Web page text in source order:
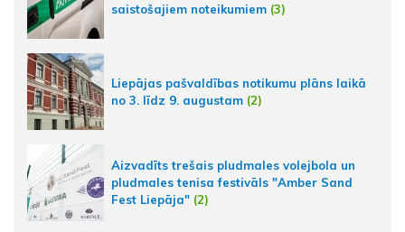
saistošajiem noteikumiem (3)
Liepājas pašvaldības notikumu plāns laikā
no 3. līdz 9. augustam (2)
Aizvadīts trešais pludmales volejbola un
pludmales tenisa festivāls "Amber Sand
Fest Liepāja" (2)